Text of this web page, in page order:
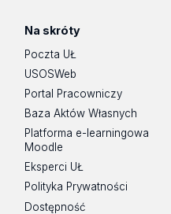
Na skróty
Poczta UŁ
USOSWeb
Portal Pracowniczy
Baza Aktów Własnych
Platforma e-learningowa
Moodle
Eksperci UŁ
Polityka Prywatności
Dostępność